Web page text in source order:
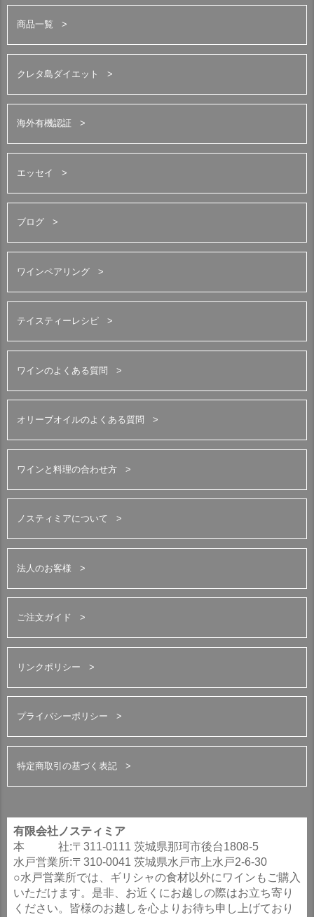
商品一覧
クレタ島ダイエット
海外有機認証
エッセイ
ブログ
ワインペアリング
テイスティーレシピ
ワインのよくある質問
オリーブオイルのよくある質問
ワインと料理の合わせ方
ノスティミアについて
法人のお客様
ご注文ガイド
リンクポリシー
プライバシーポリシー
特定商取引の基づく表記
有限会社ノスティミア
本 社:〒311-0111 茨城県那珂市後台1808-5
水戸営業所:〒310-0041 茨城県水戸市上水戸2-6-30
○水戸営業所では、ギリシャの食材以外にワインもご購入
いただけます。是非、お近くにお越しの際はお立ち寄り
ください。皆様のお越しを心よりお待ち申し上げており